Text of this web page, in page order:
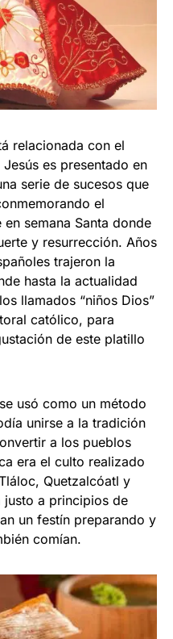
relacionada con el
es presentado en
serie de sucesos que
el
semana Santa donde
y resurrección. Años
trajeron la
hasta la actualidad
llamados “niños Dios”
católico, para
de este platillo
usó como un método
unirse a la tradición
a los pueblos
era el culto realizado
Quetzalcóatl y
justo a principios de
un festín preparando y
comían.